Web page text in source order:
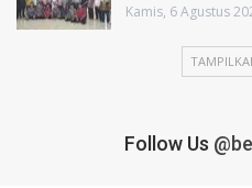
Kamis, 6 Agustus
Follow Us